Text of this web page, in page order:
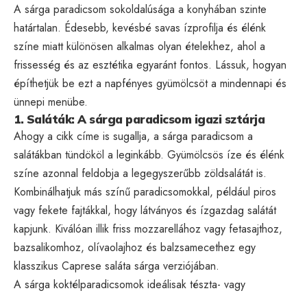
A sárga paradicsom sokoldalúsága a konyhában szinte
határtalan. Édesebb, kevésbé savas ízprofilja és élénk
színe miatt különösen alkalmas olyan ételekhez, ahol a
frissesség és az esztétika egyaránt fontos. Lássuk, hogyan
építhetjük be ezt a napfényes gyümölcsöt a mindennapi és
ünnepi menübe.
1. Saláták: A sárga paradicsom igazi sztárja
Ahogy a cikk címe is sugallja, a sárga paradicsom a
salátákban tündököl a leginkább. Gyümölcsös íze és élénk
színe azonnal feldobja a legegyszerűbb zöldsalátát is.
Kombinálhatjuk más színű paradicsomokkal, például piros
vagy fekete fajtákkal, hogy látványos és ízgazdag salátát
kapjunk. Kiválóan illik friss mozzarellához vagy fetasajthoz,
bazsalikomhoz, olívaolajhoz és balzsamecethez egy
klasszikus Caprese saláta sárga verziójában.
A sárga koktélparadicsomok ideálisak tészta- vagy